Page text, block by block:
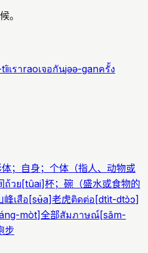
。
เราraoเจอกันjəə-ganครั้ง
；自身；个体（指人、动物或
ถ้วย [tûai]杯；碗（盛水或食物的
峰เสือ [sʉ̌a]老虎ติดต่อ [dtìt-dtɔ̀ɔ]
mòt]全部สัมภาษณ์[sǎm-
步